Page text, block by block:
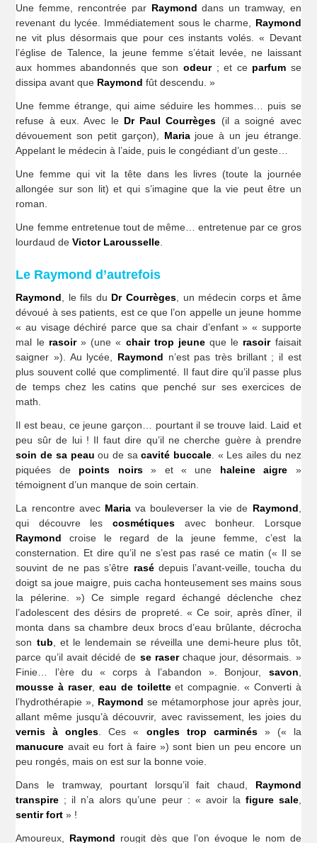
Une femme, rencontrée par Raymond dans un tramway, en
revenant du lycée. Immédiatement sous le charme, Raymond
ne vit plus désormais que pour ces instants volés. « Devant
l’église de Talence, la jeune femme s’était levée, ne laissant
aux hommes abandonnés que son odeur; et ce parfum se
dissipa avant que Raymond fût descendu. »
Une femme étrange, qui aime séduire les hommes… puis se
refuse à eux. Avec le Dr Paul Courrèges (il a soigné avec
dévouement son petit garçon), Mariajoue à un jeu étrange.
Appelant le médecin à l’aide, puis le congédiant d’un geste…
Une femme qui vit la tête dans les livres (toute la journée
allongée sur son lit) et qui s’imagine que la vie peut être un
roman.
Une femme entretenue tout de même… entretenue par ce gros
lourdaud deVictor Larousselle
Le Raymond d’autrefois
Raymond, le fils du Dr Courrèges, un médecin corps et âme
dévoué à ses patients, est ce que l’on appelle un jeune homme
« au visage déchiré parce que sa chair d’enfant » « supporte
mal le rasoir» (une « chair trop jeuneque le rasoirfaisait
saigner »). Au lycée, Raymond n’est pas très brillant ; il est
plus souvent collé que complimenté. Il faut dire qu’il passe plus
de temps chez les catins que penché sur ses exercices de
math.
Il est beau, ce jeune garçon… pourtant il se trouve laid. Laid et
peu sûr de lui ! Il faut dire qu’il ne cherche guère à prendre
soin de sa peau ou de sacavité buccale . « Les ailes du nez
piquées de points noirs» et « une haleine aigre »
témoignent d’un manque de soin certain.
La rencontre avec Mariava bouleverser la vie de Raymond
qui découvre les cosmétiques avec bonheur. Lorsque
Raymond croise le regard de la jeune femme, c’est la
consternation. Et dire qu’il ne s’est pas rasé ce matin (« Il se
souvint de ne pas s’être rasédepuis l’avant-veille, toucha du
doigt sa joue maigre, puis cacha honteusement ses mains sous
la pélerine. ») Ce simple regard échangé déclenche chez
l’adolescent des désirs de propreté. « Ce soir, après dîner, il
monta dans sa chambre deux brocs d’eau brûlante, décrocha
son tub , et le lendemain se réveilla une demi-heure plus tôt,
parce qu’il avait décidé de se raserchaque jour, désormais. »
Finie… l’ère du « corps à l’abandon ». Bonjour, savon
mousse à raser, eau de toiletteet compagnie. « Converti à
l’hydrothérapie », Raymond se métamorphose jour après jour,
allant même jusqu’à découvrir, avec ravissement, les joies du
vernis à ongles . Ces « ongles trop carminés» (« la
manucure avait eu fort à faire ») sont bien un peu encore un
peu rongés, mais on est sur la bonne voie.
Dans le tramway, pourtant lorsqu’il fait chaud, Raymond
transpire ; il n’a alors qu’une peur : « avoir la figure sale,
sentir fort » !
Amoureux, Raymond rougit dès que l’on évoque le nom de